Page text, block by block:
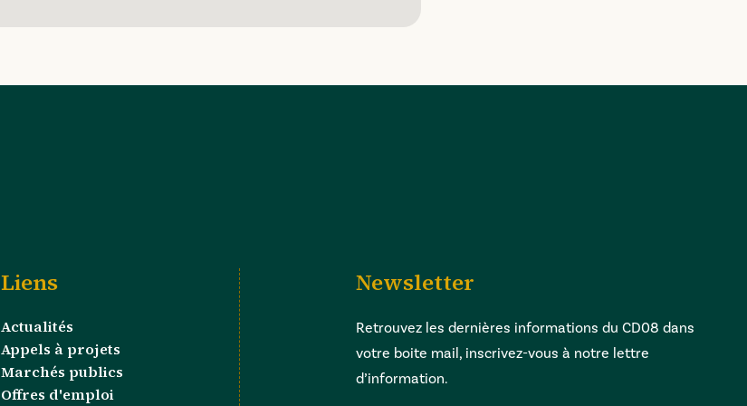
Liens
Actualités
Appels à projets
Marchés publics
Offres d'emploi
Newsletter
Retrouvez les dernières informations du CD08 dans
votre boite mail, inscrivez-vous à notre lettre
d’information.